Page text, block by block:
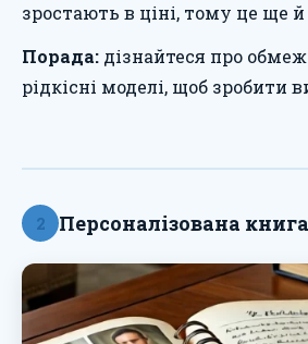
зростають в ціні, тому це ще й
Порада: дізнайтеся про
рідкісні моделі, щоб зробити
2 Персоналізована